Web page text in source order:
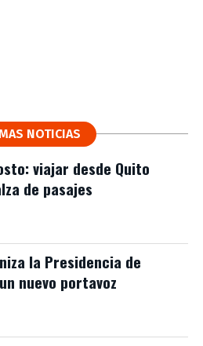
NOTICIAS
viajar desde Quito
de pasajes
la Presidencia de
nuevo portavoz